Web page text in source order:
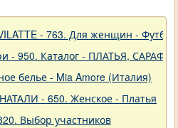
- 763. Для женщин -
- 950. Каталог - ПЛАТЬЯ,
белье - Mia Amore (Италия)
- 650. Женское - Платья
Выбор участников